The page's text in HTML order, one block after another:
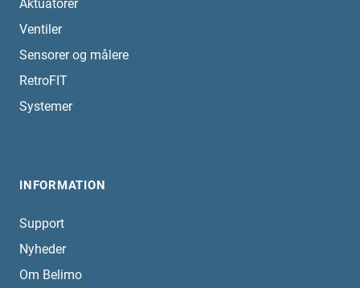
Aktuatorer
Ventiler
Sensorer og målere
RetroFIT
Systemer
INFORMATION
Support
Nyheder
Om Belimo